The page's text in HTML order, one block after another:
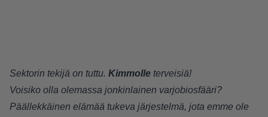
Sektorin tekijä on tuttu. Kimmolle terveisiä!
Voisiko olla olemassa jonkinlainen varjobiosfääri?
Päällekkäinen elämää tukeva järjestelmä, jota emme ole